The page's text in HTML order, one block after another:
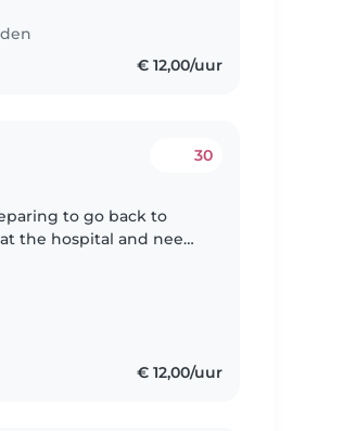
€ 12,00/uur
30
to go back to
the hospital and need
€ 12,00/uur